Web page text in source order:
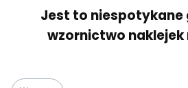
Jest to niespotykane
wzornictwo naklejek